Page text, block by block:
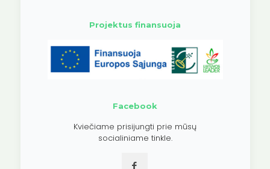
Projektus finansuoja
Facebook
Kviečiame prisijungti prie mūsų
socialiniame tinkle.